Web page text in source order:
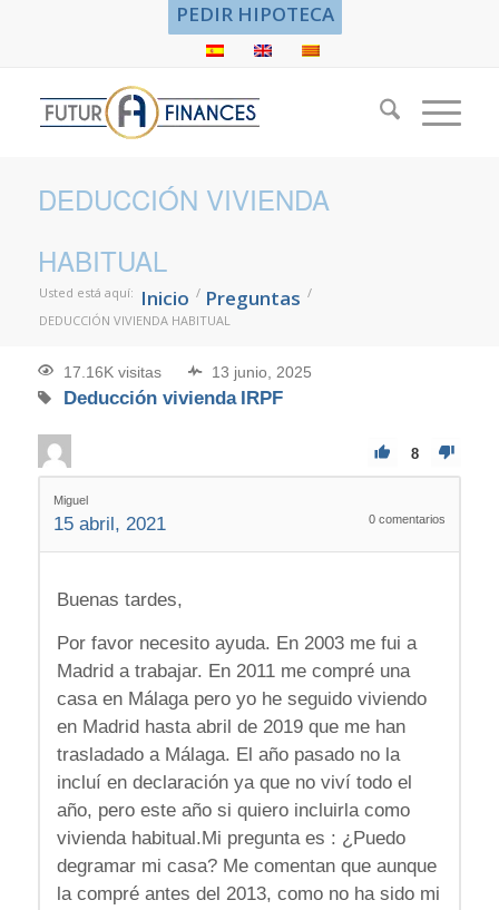
PEDIR HIPOTECA
DEDUCCIÓN VIVIENDA
HABITUAL
Usted está aquí: Inicio / Preguntas /
DEDUCCIÓN VIVIENDA HABITUAL
17.16K visitas 13 junio, 2025
Deducción vivienda IRPF
8
Miguel
15 abril, 2021 0 comentarios
Buenas tardes,
Por favor necesito ayuda. En 2003 me fui a
Madrid a trabajar. En 2011 me compré una
casa en Málaga pero yo he seguido viviendo
en Madrid hasta abril de 2019 que me han
trasladado a Málaga. El año pasado no la
incluí en declaración ya que no viví todo el
año, pero este año si quiero incluirla como
vivienda habitual.Mi pregunta es : ¿Puedo
degramar mi casa? Me comentan que aunque
la compré antes del 2013, como no ha sido mi